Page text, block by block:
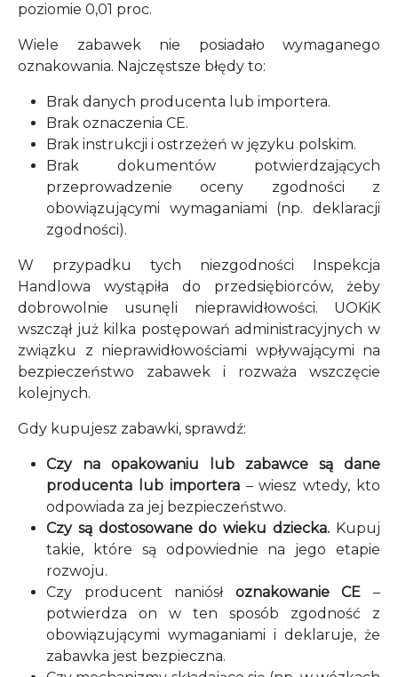
poziomie 0,01 proc.
Wiele zabawek nie posiadało wymaganego
oznakowania. Najczęstsze błędy to:
Brak danych producenta lub importera.
Brak oznaczenia CE.
Brak instrukcji i ostrzeżeń w języku polskim.
Brak dokumentów potwierdzających
przeprowadzenie oceny zgodności z
obowiązującymi wymaganiami (np. deklaracji
zgodności).
W przypadku tych niezgodności Inspekcja
Handlowa wystąpiła do przedsiębiorców, żeby
dobrowolnie usunęli nieprawidłowości. UOKiK
wszczął już kilka postępowań administracyjnych w
związku z nieprawidłowościami wpływającymi na
bezpieczeństwo zabawek i rozważa wszczęcie
kolejnych.
Gdy kupujesz zabawki, sprawdź:
Czy na opakowaniu lub zabawce są dane
producenta lub importera– wiesz wtedy, kto
odpowiada za jej bezpieczeństwo.
Czy są dostosowane do wieku dziecka. Kupuj
takie, które są odpowiednie na jego etapie
rozwoju.
Czy producent naniósłoznakowanie CE –
potwierdza on w ten sposób zgodność z
obowiązującymi wymaganiami i deklaruje, że
zabawka jest bezpieczna.